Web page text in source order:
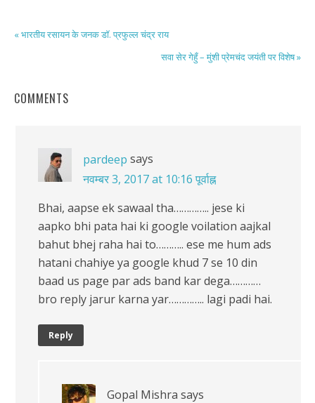
« भारतीय रसायन के जनक डॉ. प्रफुल्ल चंद्र राय
सवा सेर गेहुँ – मुंशी प्रेमचंद जयंती पर विशेष »
COMMENTS
pardeep says
नवम्बर 3, 2017 at 10:16 पूर्वाह्न
Bhai, aapse ek sawaal tha………….. jese ki
aapko bhi pata hai ki google voilation aajkal
bahut bhej raha hai to……….. ese me hum ads
hatani chahiye ya google khud 7 se 10 din
baad us page par ads band kar dega…………
bro reply jarur karna yar………….. lagi padi hai.
Reply
Gopal Mishra says